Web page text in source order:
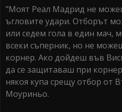
"Моят Реал Мадрид не
ъгловите удари. Отборът
или седем гола в един
всеки съперник, но не
корнер. Ако дойдеш във
да се защитаваш при
някоя купа срещу отбор от
Моуриньо.